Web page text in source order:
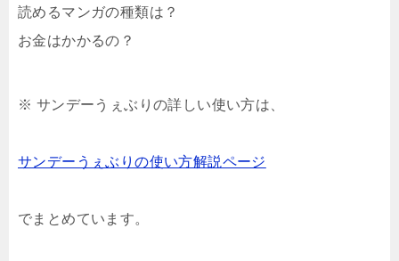
読めるマンガの種類は？
お金はかかるの？
※ サンデーうぇぶりの詳しい使い方は、
サンデーうぇぶりの使い方解説ページ
でまとめています。